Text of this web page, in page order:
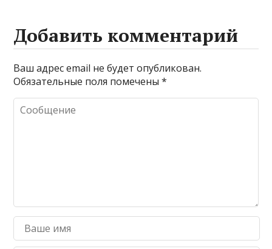
Добавить комментарий
Ваш адрес email не будет опубликован.
Обязательные поля помечены*